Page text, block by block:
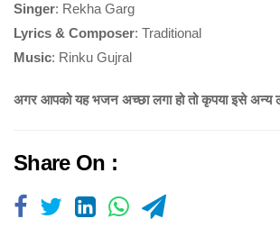
Singer: Rekha Garg
Lyrics & Composer: Traditional
Music: Rinku Gujral
अगर आपको यह भजन अच्छा लगा हो तो कृपया इसे अन्य
Share On :